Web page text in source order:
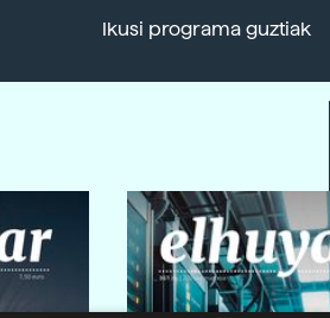
Ikusi programa guztiak